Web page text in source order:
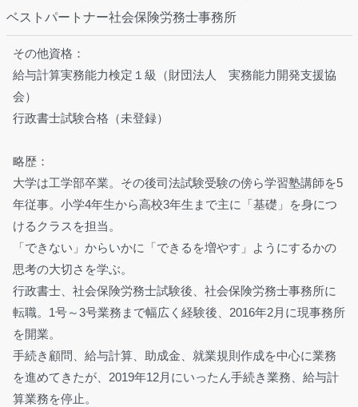
ベストパートナー社会保険労務士事務所
その他資格：
給与計算実務能力検定１級（財団法人 実務能力開発支援協
会）
行政書士試験合格（未登録）
略歴：
大学は工学部卒業。その後司法試験受験の傍ら学習塾講師を5
年従事。小学4年生から高校3年生まで主に「基礎」を身につ
けるクラスを担当。
「できない」からいかに「できるを増やす」ようにするかの
思考の大切さを学ぶ。
行政書士、社会保険労務士試験後、社会保険労務士事務所に
転職。1号～3号業務まで幅広く経験後、2016年2月に現事務所
を開業。
手続き顧問、給与計算、助成金、就業規則作成を中心に業務
を進めてきたが、2019年12月にいったん手続き業務、給与計
算業務を停止。